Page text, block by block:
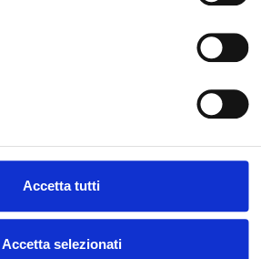
Accetta tutti
Accetta selezionati
Igiene Orale
A partire da75 €